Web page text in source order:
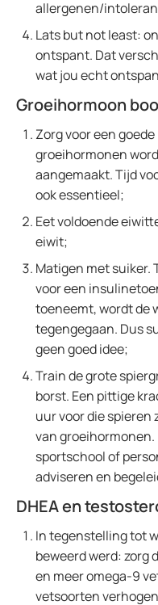
allergenen/
Lats but not least:
ontspant. Dat
wat jou echt
Groeihormoon
Zorg voor een
groeihormonen
aangemaakt. Tijd
ook essentieel;
Eet voldoende
eiwit;
Matigen met suiker.
voor een
toeneemt, wordt de
tegengegaan. Dus
geen goed idee;
Train de grote
borst. Een pittige
uur voor die spieren
van groeihormonen.
sportschool of
adviseren en
DHEA en
In tegenstelling tot
beweerd werd: zorg
en meer omega-9
vetsoorten